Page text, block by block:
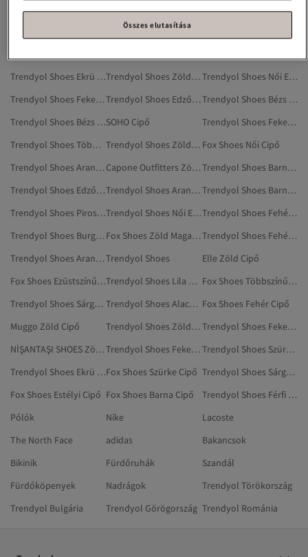
Trendyol Shoes Khaki Cipő
Trendyol Shoes Fehér Magas Sarkú Cipő
Trendyol Shoes Zöld Balerinacipő
Trendyol Shoes Ekrü Cipők
Trendyol Shoes Zöld Tartozékok
Trendyol Shoes Női Edzőcipők
Trendyol Shoes Fekete Hátizsákok
Trendyol Shoes Edzőcipők
Trendyol Shoes Bézs Cipők
Trendyol Shoes Bézs Magas Sarkú CipőSOHO Cipő
Trendyol Shoes Fekete Edzőcipők
Trendyol Shoes Többszínű Magas Sarkú Cipő
Trendyol Shoes Zöld Tűsarkúk Fox Shoes Női Cipő
Trendyol Shoes Aranyszínű Edzőcipők
Capone Outfitters Zöld Cipő
Trendyol Shoes Barna Cipők
Trendyol Shoes Edzőcipő
Trendyol Shoes Aranyszínű Edzőcipő
Trendyol Shoes Barna Magas Sarkú Cipő
Trendyol Shoes Piros Cipők
Trendyol Shoes Női Edzőcipő
Trendyol Shoes Fehér Edzőcipők
Trendyol Shoes Burgundi Cipő
Fox Shoes Zöld Magas Sarkú Cipő
Trendyol Shoes Fehér Edzőcipő
Trendyol Shoes Aranyszínű Magas Sarkú CipőTrendyol Shoes
Elle Zöld Cipő
Fox Shoes Ezüstszínű Cipő
Trendyol Shoes Lila Cipő
Fox Shoes Többszínű Cipő
Trendyol Shoes Sárga Cipők
Trendyol Shoes Alacsony Sarkú Cipő Fox Shoes Fehér Cipő
Muggo Zöld Cipő
Trendyol Shoes Zöld Mule
Trendyol Shoes Fekete Edzőcipő
NİŞANTAŞI SHOES Zöld Cipő
Trendyol Shoes Fekete Táskák
Trendyol Shoes Szürke Edzőcipő
Trendyol Shoes Ekrü Magas Sarkú CipőFox Shoes Szürke Cipő
Trendyol Shoes Sárga Magas Sarkú Cipő
Fox Shoes Estélyi Cipő Fox Shoes Barna Cipő
Trendyol Shoes Férfi Cipők
Pólók
Nike
Lacoste
The North Face
adidas
Bakancsok
Bikinik
Fürdőruhák
Szandál
Fürdőköpenyek
Nadrágok
Trendyol Törökország
Trendyol Bulgária
Trendyol Görögország Trendyol Románia
Összes elutasítása